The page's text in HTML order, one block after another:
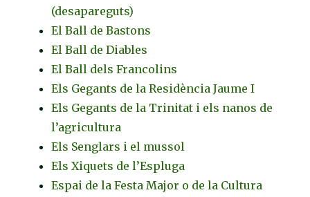
(desapareguts)
El Ball de Bastons
El Ball de Diables
El Ball dels Francolins
Els Gegants de la Residència Jaume I
Els Gegants de la Trinitat i els nanos de
l’agricultura
Els Senglars i el mussol
Els Xiquets de l’Espluga
Espai de la Festa Major o de la Cultura